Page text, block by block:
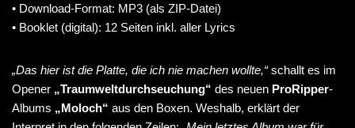
• Download-Format: MP3 (als ZIP-Datei)
• Booklet (digital): 12 Seiten inkl. aller Lyrics
„Das hier ist die Platte, die ich nie machen wollte,“schallt es im
Opener „Traumweltdurchseuchung“ des neuen ProRipper-
Albums „Moloch“ aus den Boxen. Weshalb, erklärt der